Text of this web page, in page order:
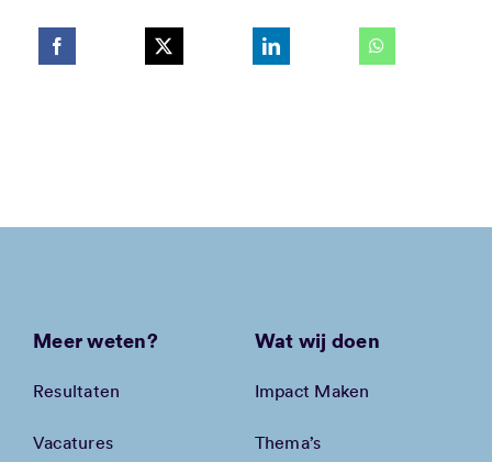
Meer weten?
Resultaten
Vacatures
Wat wij doen
Impact Maken
Thema’s